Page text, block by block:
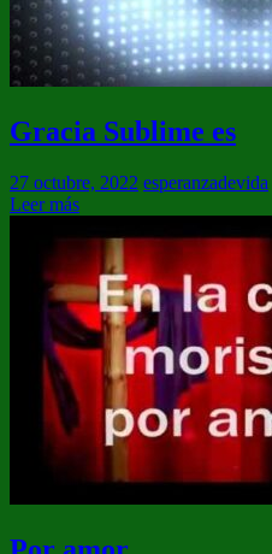
Gracia Sublime es
27 octubre, 2022 esperanzadevida
Leer más